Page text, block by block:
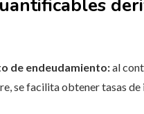
de endeudamiento:al
se facilita obtener tasas